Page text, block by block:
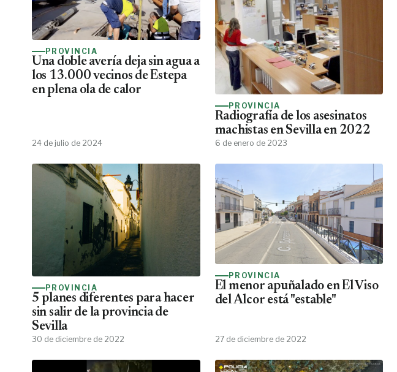
PROVINCIA
Una doble avería deja sin agua a
los 13.000 vecinos de Estepa
en plena ola de calor
24 de julio de 2024
PROVINCIA
Radiografía de los asesinatos
machistas en Sevilla en 2022
6 de enero de 2023
PROVINCIA
5 planes diferentes para hacer
sin salir de la provincia de
Sevilla
30 de diciembre de 2022
PROVINCIA
El menor apuñalado en El Viso
del Alcor está "estable"
27 de diciembre de 2022